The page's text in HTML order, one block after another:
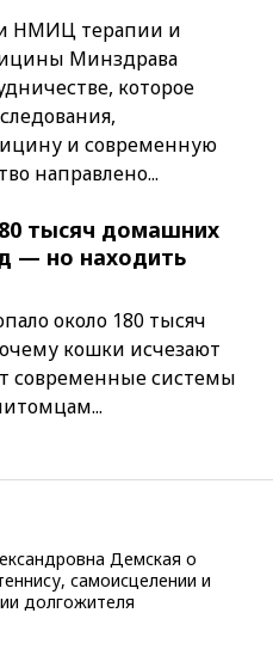
НМИЦ терапии и
Минздрава
которое
и современную
направлено...
тысяч домашних
— но находить
около 180 тысяч
кошки исчезают
современные системы
Демская о
самоисцелении и
долгожителя